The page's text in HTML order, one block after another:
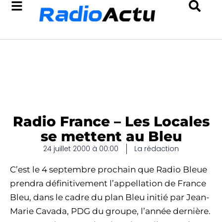
Radio France – Les Locales
se mettent au Bleu
24 juillet 2000 à 00:00 La rédaction
C’est le 4 septembre prochain que Radio Bleue
prendra définitivement l’appellation de France
Bleu, dans le cadre du plan Bleu initié par Jean-
Marie Cavada, PDG du groupe, l’année dernière.